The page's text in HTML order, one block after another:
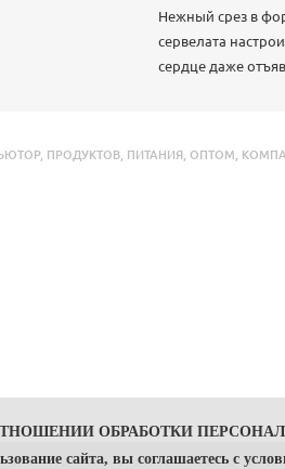
Нежный срез в
сервелата
сердце даже
, ПРОДУКТОВ ПИТАНИЯ ОПТОМ
ОБРАБОТКИ
сайта, вы соглашаетесь с